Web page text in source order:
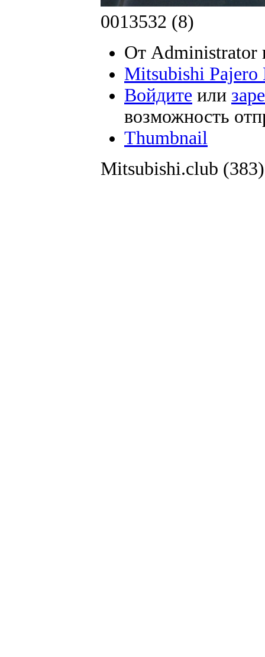
0013532 (8)
От Administrator
Mitsubishi
Войдите или
возможность
Thumbnail
Mitsubishi.club